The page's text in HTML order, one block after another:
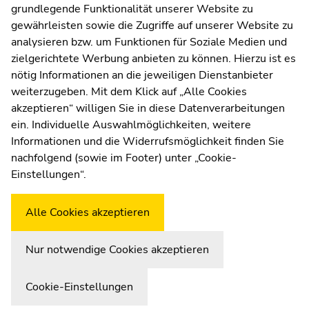
dieses
Seitenbereichs.
Zur
Übersicht
der
Seitenbereiche
Moodle
UNIGRAZonline
Impressum
Datenschutzerklärung
Cookie-Einstellungen
Barrierefreiheitserklärung
WetterstationUni Graz
grundlegende Funktionalität unserer Website zu
gewährleisten sowie die Zugriffe auf unserer Website zu
analysieren bzw. um Funktionen für Soziale Medien und
zielgerichtete Werbung anbieten zu können. Hierzu ist es
nötig Informationen an die jeweiligen Dienstanbieter
weiterzugeben. Mit dem Klick auf „Alle Cookies
akzeptieren“ willigen Sie in diese Datenverarbeitungen
ein. Individuelle Auswahlmöglichkeiten, weitere
Informationen und die Widerrufsmöglichkeit finden Sie
nachfolgend (sowie im Footer) unter „Cookie-
Einstellungen“.
Alle Cookies akzeptieren
Nur notwendige Cookies akzeptieren
Cookie-Einstellungen